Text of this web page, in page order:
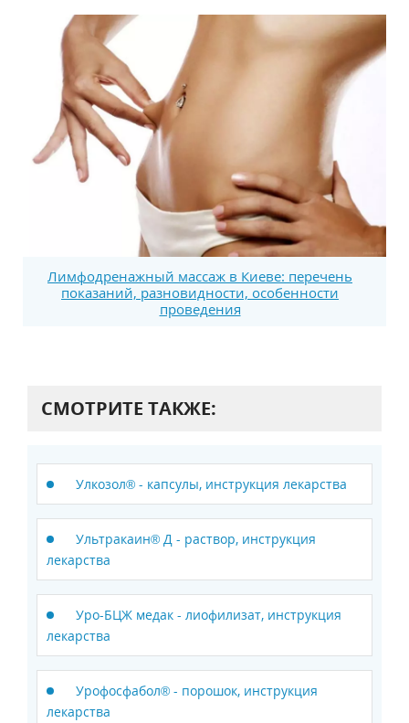
Лимфодренажный массаж в Киеве: перечень
показаний, разновидности, особенности
проведения
СМОТРИТЕ ТАКЖЕ:
Улкозол® - капсулы, инструкция лекарства
Ультракаин® Д - раствор, инструкция
лекарства
Уро-БЦЖ медак - лиофилизат, инструкция
лекарства
Урофосфабол® - порошок, инструкция
лекарства